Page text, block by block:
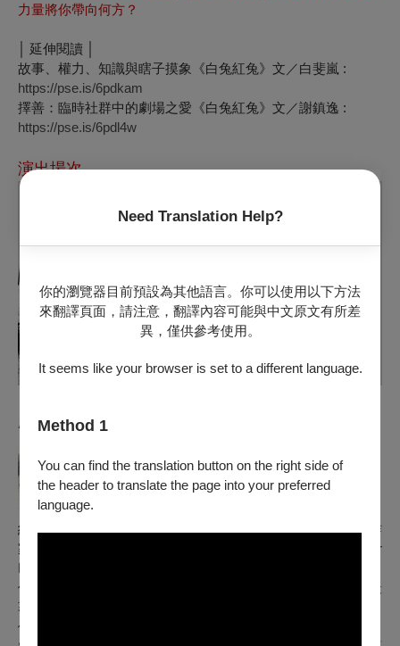
Need Translation Help?
你的瀏覽器目前預設為其他語言。你可以使用以下方法
來翻譯頁面，請注意，翻譯內容可能與中文原文有所差
異，僅供參考使用。
It seems like your browser is set to a different language.
Method 1
You can find the translation button on the right side of
the header to translate the page into your preferred
language.
力量將你帶向何方？
│ 延伸閱讀 │
故事、權力、知識與瞎子摸象《白兔紅兔》文／白斐嵐 :
https://pse.is/6pdkam
擇善：臨時社群中的劇場之愛《白兔紅兔》文／謝鎮逸 :
https://pse.is/6pdl4w
演出場次
劇 作家簡介
納西姆·索萊曼普爾（Nassim Soleimanpour）是一位伊朗劇作
家、戲劇製作人，也是柏林劇院公司Nassim Soleimanpour
Productions 的藝術總監。
他的戲劇已被翻譯成30多種語言，在全球50多個國家演出。最
著名的作品是《白兔紅兔》，在他無法環遊世界的時候而寫，
他的作品曾榮獲都柏林邊緣藝術節最佳新表演獎、